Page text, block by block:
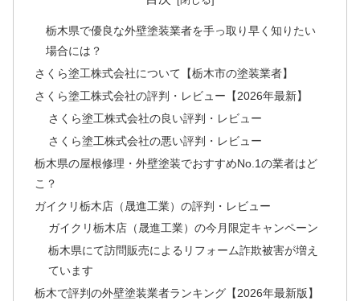
栃木県で優良な外壁塗装業者を手っ取り早く知りたい
場合には？
さくら塗工株式会社について【栃木市の塗装業者】
さくら塗工株式会社の評判・レビュー【2026年最新】
さくら塗工株式会社の良い評判・レビュー
さくら塗工株式会社の悪い評判・レビュー
栃木県の屋根修理・外壁塗装でおすすめNo.1の業者はど
こ？
ガイクリ栃木店（晟進工業）の評判・レビュー
ガイクリ栃木店（晟進工業）の今月限定キャンペーン
栃木県にて訪問販売によるリフォーム詐欺被害が増え
ています
栃木で評判の外壁塗装業者ランキング【2026年最新版】